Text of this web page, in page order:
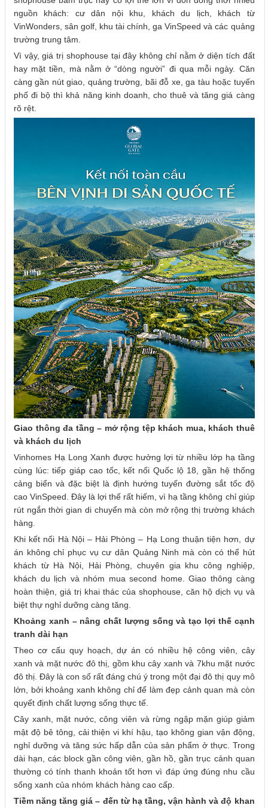
nguồn khách: cư dân nội khu, khách du lịch, khách từ
VinWonders, sân golf, khu tài chính, ga VinSpeed và các quảng
trường trung tâm.
Vì vậy, giá trị shophouse tại đây không chỉ nằm ở diện tích đất
hay mặt tiền, mà nằm ở “dòng người” đi qua mỗi ngày. Căn
càng gần nút giao, quảng trường, bãi đỗ xe, ga tàu hoặc tuyến
phố đi bộ thì khả năng kinh doanh, cho thuê và tăng giá càng
rõ rệt.
Giao thông đa tầng – mở rộng tệp khách mua, khách thuê
và khách du lịch
Vinhomes Hạ Long Xanh được hưởng lợi từ nhiều lớp hạ tầng
cùng lúc: tiếp giáp cao tốc, kết nối Quốc lộ 18, gần hệ thống
cảng biển và đặc biệt là định hướng tuyến đường sắt tốc độ
cao VinSpeed. Đây là lợi thế rất hiếm, vì hạ tầng không chỉ giúp
rút ngắn thời gian di chuyển mà còn mở rộng thị trường khách
hàng.
Khi kết nối Hà Nội – Hải Phòng – Hạ Long thuận tiện hơn, dự
án không chỉ phục vụ cư dân Quảng Ninh mà còn có thể hút
khách từ Hà Nội, Hải Phòng, chuyên gia khu công nghiệp,
khách du lịch và nhóm mua second home. Giao thông càng
hoàn thiện, giá trị khai thác của shophouse, căn hộ dịch vụ và
biệt thự nghỉ dưỡng càng tăng.
Khoảng xanh – nâng chất lượng sống và tạo lợi thế cạnh
tranh dài hạn
Theo cơ cấu quy hoạch, dự án có nhiều hệ công viên, cây
xanh và mặt nước đô thị, gồm khu cây xanh và 7khu mặt nước
đô thị. Đây là con số rất đáng chú ý trong một đại đô thị quy mô
lớn, bởi khoảng xanh không chỉ để làm đẹp cảnh quan mà còn
quyết định chất lượng sống thực tế.
Cây xanh, mặt nước, công viên và rừng ngập mặn giúp giảm
mật độ bê tông, cải thiện vi khí hậu, tạo không gian vận động,
nghỉ dưỡng và tăng sức hấp dẫn của sản phẩm ở thực. Trong
dài hạn, các block gần công viên, gần hồ, gần trục cảnh quan
thường có tính thanh khoản tốt hơn vì đáp ứng đúng nhu cầu
sống xanh của nhóm khách hàng cao cấp.
Tiềm năng tăng giá – đến từ hạ tầng, vận hành và độ khan